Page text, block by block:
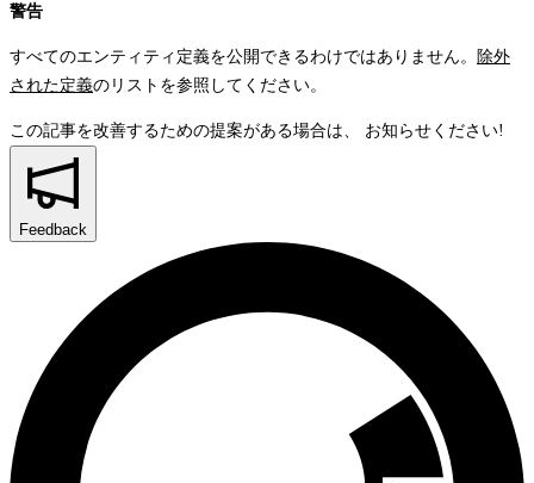
警告
すべてのエンティティ定義を公開できるわけではありません。
除外
された定義のリストを参照してください。
この記事を改善するための提案がある場合は、 お知らせください!
Feedback